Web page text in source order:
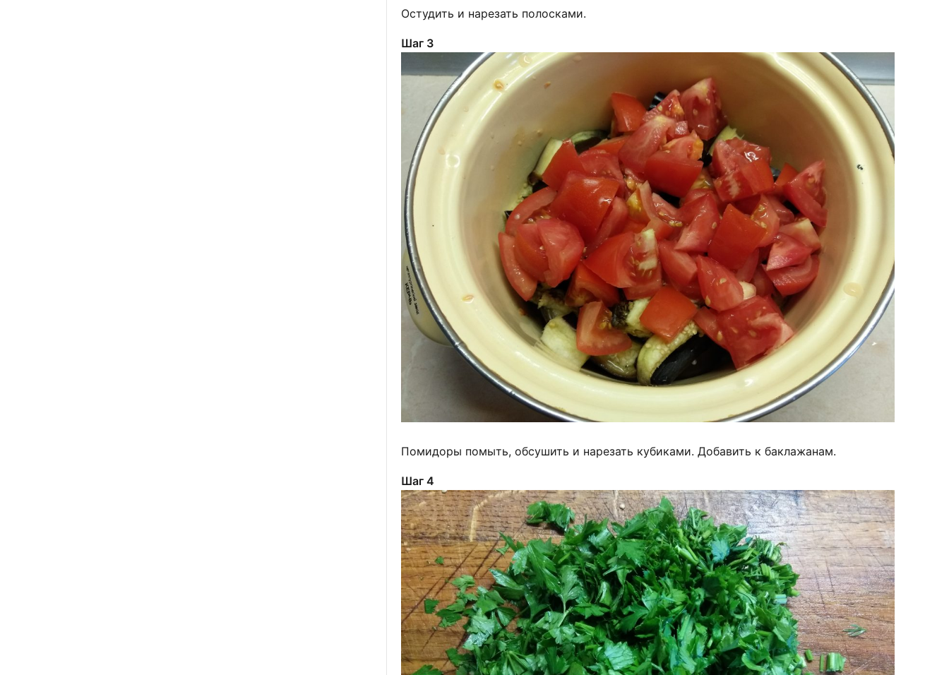
Остудить и нарезать полосками.
Шаг 3
Помидоры помыть, обсушить и нарезать кубиками. Добавить к баклажанам.
Шаг 4